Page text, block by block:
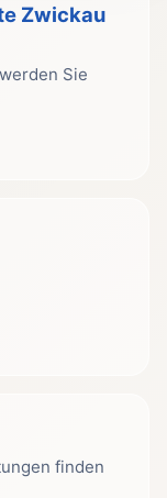
Zwickau
Sie
finden